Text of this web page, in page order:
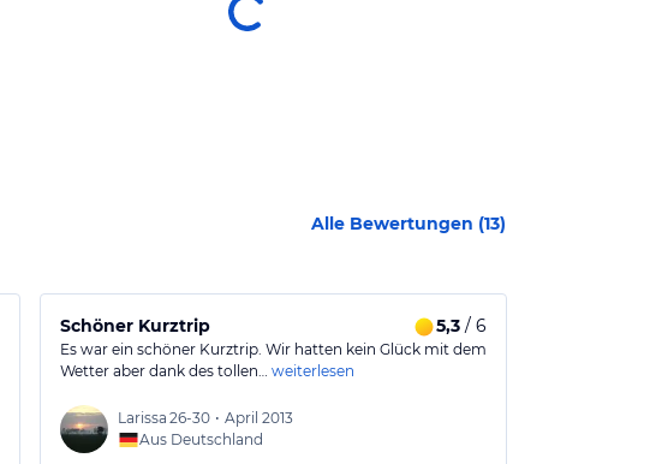
Alle Bewertungen (13)
Schöner Kurztrip 5,3/ 6
Es war ein schöner Kurztrip. Wir hatten kein Glück mit dem
Wetter aber dank des tollen… weiterlesen
Larissa 26-30 • April 2013
Aus Deutschland